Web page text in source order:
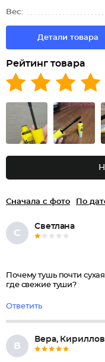
Вес:
Детали товара
Рейтинг товара
Сначала с фото По
С
Светлана
Почему тушь почти
где свежие туши?
Ответить
В
Вера, Кириллов